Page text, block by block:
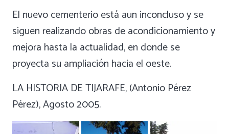
El nuevo cementerio está aun inconcluso y se
siguen realizando obras de acondicionamiento y
mejora hasta la actualidad, en donde se
proyecta su ampliación hacia el oeste.
LA HISTORIA DE TIJARAFE, (Antonio Pérez
Pérez), Agosto 2005.